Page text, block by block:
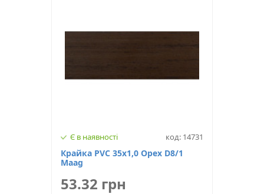
Є в наявності код: 14731
Крайка PVC 35x1,0 Орех D8/1
Maag
53.32 грн